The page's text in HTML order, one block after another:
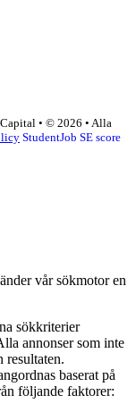
• © 2026 • Alla
StudentJob SE score
vår sökmotor en
sökkriterier
annonser som inte
resultaten.
baserat på
följande faktorer: